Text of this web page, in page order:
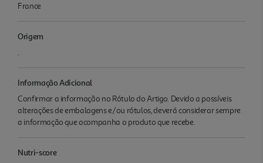
France
Origem
.
Informação Adicional
Confirmar a informação no Rótulo do Artigo. Devido a possíveis
alterações de embalagens e/ou rótulos, deverá considerar sempre
a informação que acompanha o produto que recebe.
Nutri-score